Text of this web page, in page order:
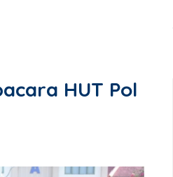
HUT Pol